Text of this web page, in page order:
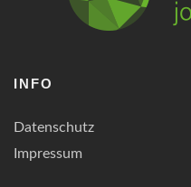
INFO
Datenschutz
Impressum